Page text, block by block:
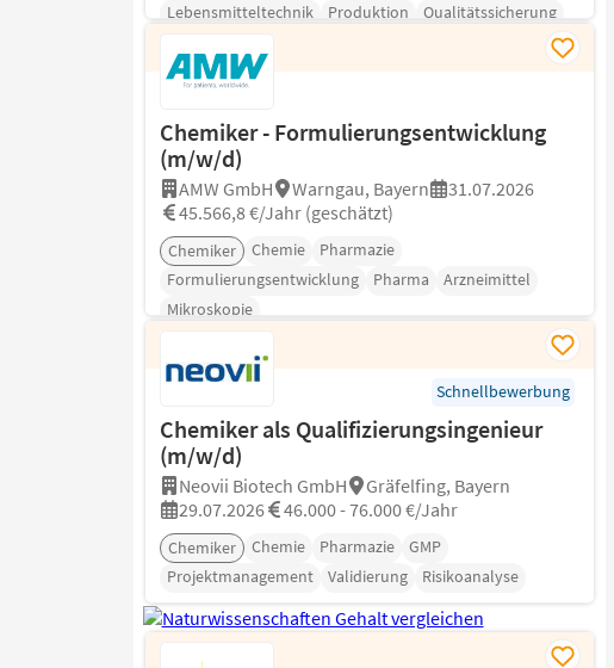
Lebensmitteltechnik
Produktion Qualitätssicherung
Chemiker - Formulierungsentwicklung
(m/w/d)
AMW GmbH Warngau, Bayern
31.07.2026
45.566,8 €/Jahr (geschätzt)
Chemiker Chemie
Pharmazie
Formulierungsentwicklung
Pharma
Arzneimittel
Mikroskopie
Schnellbewerbung
Chemiker als Qualifizierungsingenieur
(m/w/d)
Neovii Biotech GmbH
Gräfelfing, Bayern
29.07.2026
46.000 - 76.000 €/Jahr
Chemiker Chemie Pharmazie
GMP
Projektmanagement
Validierung Risikoanalyse